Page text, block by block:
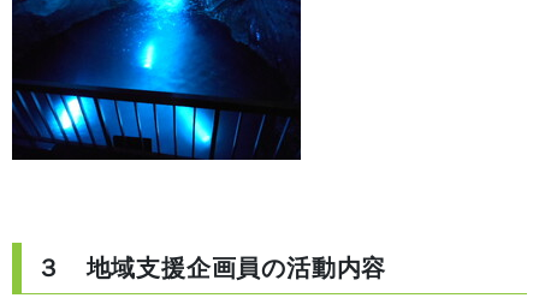
３ 地域支援企画員の活動内容